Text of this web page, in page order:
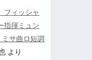
ィッシャ
揮ミュン
サ曲ロ短調
より